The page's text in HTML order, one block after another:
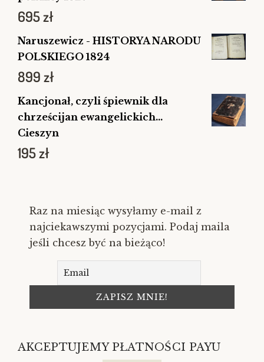
695zł
Naruszewicz - HISTORYA NARODU
POLSKIEGO 1824
899zł
Kancjonał, czyli śpiewnik dla
chrześcijan ewangelickich...
Cieszyn
195zł
Raz na miesiąc wysyłamy e-mail z
najciekawszymi pozycjami. Podaj maila
jeśli chcesz być na bieżąco!
AKCEPTUJEMY PŁATNOŚCI PAYU